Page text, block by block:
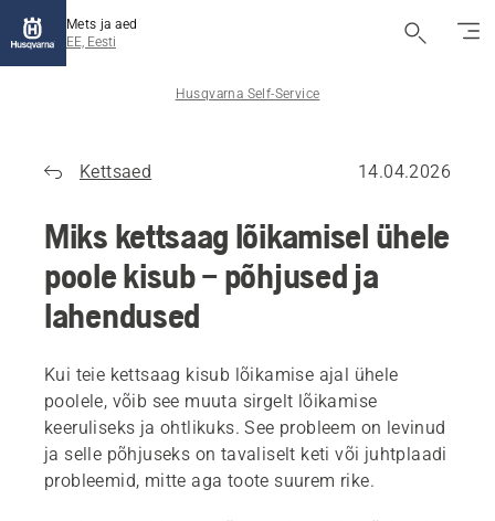
Mets ja aed
EE, Eesti
Husqvarna Self-Service
Kettsaed 14.04.2026
Miks kettsaag lõikamisel ühele
poole kisub – põhjused ja
lahendused
Kui teie kettsaag kisub lõikamise ajal ühele
poolele, võib see muuta sirgelt lõikamise
keeruliseks ja ohtlikuks. See probleem on levinud
ja selle põhjuseks on tavaliselt keti või juhtplaadi
probleemid, mitte aga toote suurem rike.